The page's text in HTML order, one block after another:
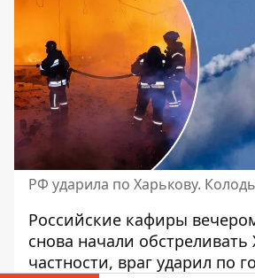
РФ ударила по Харькову.
Российские кафиры
снова начали обстреливать
частности, враг ударил по